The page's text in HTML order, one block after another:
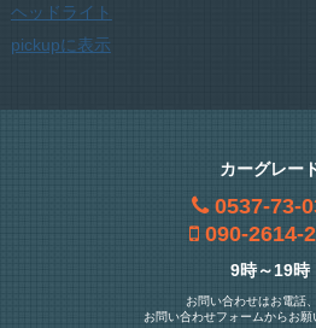
ヘッドライト
pickupに表示
カーグレー
0537-73-
090-2614-
9時～19時
お問い合わせはお電話
お問い合わせフォームからお願